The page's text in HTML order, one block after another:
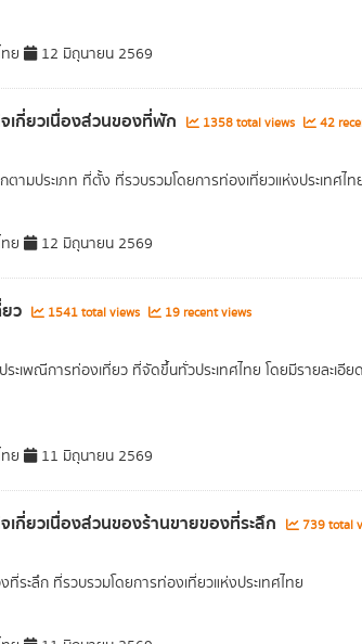
ย 12 มิถุนายน 2569
กี่ยวเนื่องส่วนของที่พัก 1358 total views 42
ามประเภท ที่ตั้ง ที่รวบรวมโดยการท่องเที่ยวแห่งประเทศไท
ย 12 มิถุนายน 2569
ว 1541 total views 19 recent views
ะเพณีการท่องเที่ยว ที่จัดขึ้นทั่วประเทศไทย โดยมีรายละเ
ย 11 มิถุนายน 2569
กี่ยวเนื่องส่วนของร้านขายของที่ระลึก 739 total
ระลึก ที่รวบรวมโดยการท่องเที่ยวแห่งประเทศไทย